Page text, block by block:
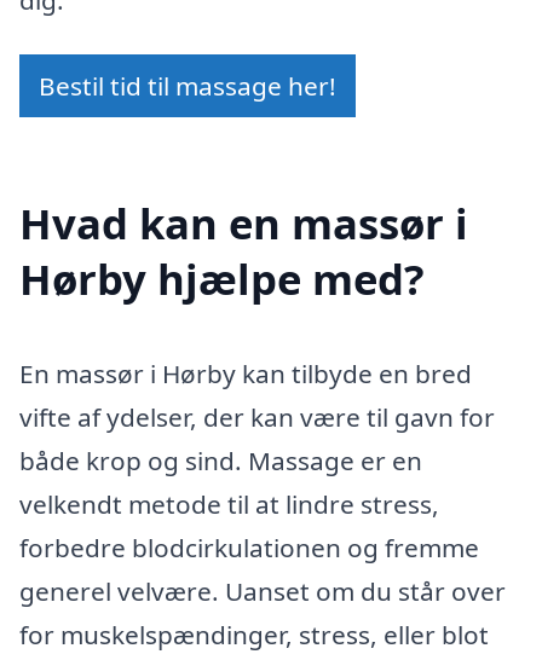
Bestil tid til massage her!
Hvad kan en massør i
Hørby hjælpe med?
En massør i Hørby kan tilbyde en bred
vifte af ydelser, der kan være til gavn for
både krop og sind. Massage er en
velkendt metode til at lindre stress,
forbedre blodcirkulationen og fremme
generel velvære. Uanset om du står over
for muskelspændinger, stress, eller blot